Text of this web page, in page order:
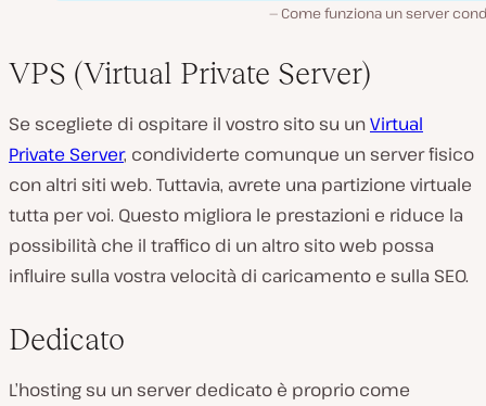
Come funziona un server
VPS (Virtual Private Server)
Se scegliete di ospitare il vostro sito su unVirtual
Private Server, condividerte comunque un server fisico
con altri siti web. Tuttavia, avrete una partizione virtuale
tutta per voi. Questo migliora le prestazioni e riduce la
possibilità che il traffico di un altro sito web possa
influire sulla vostra velocità di caricamento e sulla SEO.
Dedicato
L’hosting su un server dedicato è proprio come